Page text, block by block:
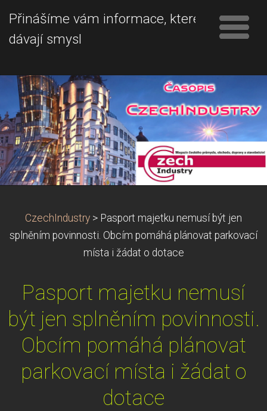
Přinášíme vám informace, které
dávají smysl
CzechIndustry > Pasport majetku nemusí být jen
splněním povinnosti. Obcím pomáhá plánovat parkovací
místa i žádat o dotace
Pasport majetku nemusí
být jen splněním povinnosti.
Obcím pomáhá plánovat
parkovací místa i žádat o
dotace